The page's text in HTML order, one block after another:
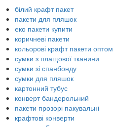
білий крафт пакет
пакети для пляшок
еко пакети купити
коричневі пакети
кольорові крафт пакети оптом
сумки з плащової тканини
сумки зі спанбонду
сумки для пляшок
картонний тубус
конверт бандерольний
пакети прозорі пакувальні
крафтові конверти